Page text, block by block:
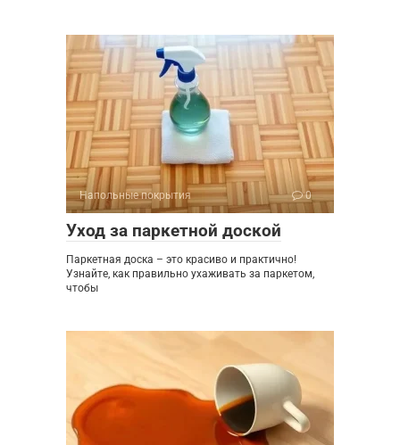
Напольные покрытия 0
Уход за паркетной доской
Паркетная доска – это красиво и практично!
Узнайте, как правильно ухаживать за паркетом,
чтобы